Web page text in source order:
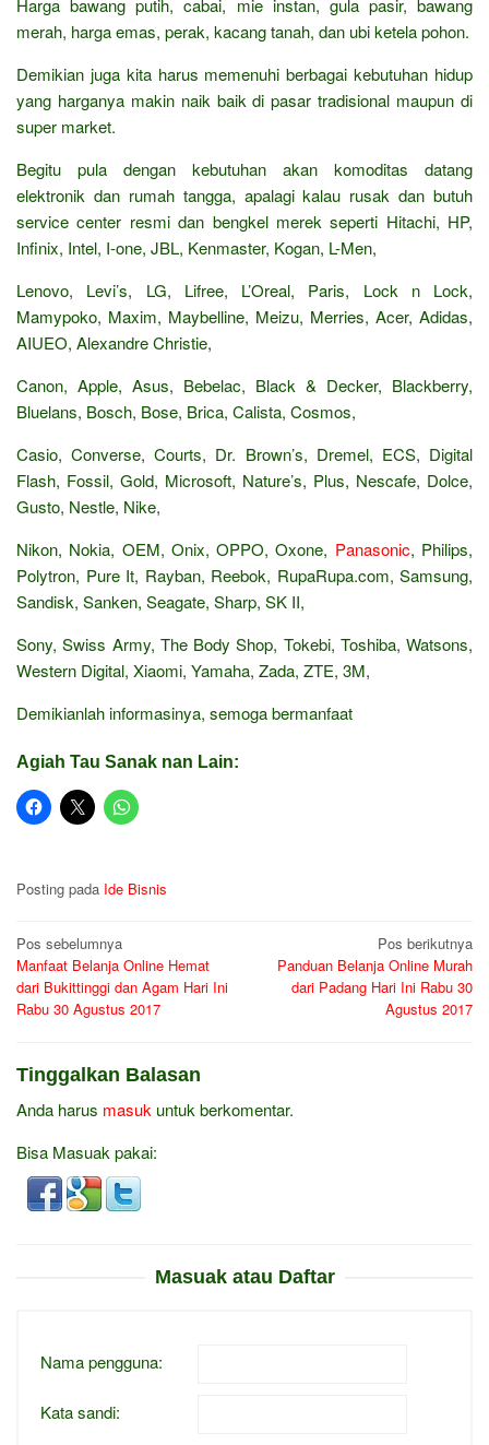
Harga bawang putih, cabai, mie instan, gula pasir, bawang
merah, harga emas, perak, kacang tanah, dan ubi ketela pohon.
Demikian juga kita harus memenuhi berbagai kebutuhan hidup
yang harganya makin naik baik di pasar tradisional maupun di
super market.
Begitu pula dengan kebutuhan akan komoditas datang
elektronik dan rumah tangga, apalagi kalau rusak dan butuh
service center resmi dan bengkel merek seperti Hitachi, HP,
Infinix, Intel, I-one, JBL, Kenmaster, Kogan, L-Men,
Lenovo, Levi’s, LG, Lifree, L’Oreal, Paris, Lock n Lock,
Mamypoko, Maxim, Maybelline, Meizu, Merries, Acer, Adidas,
AIUEO, Alexandre Christie,
Canon, Apple, Asus, Bebelac, Black & Decker, Blackberry,
Bluelans, Bosch, Bose, Brica, Calista, Cosmos,
Casio, Converse, Courts, Dr. Brown’s, Dremel, ECS, Digital
Flash, Fossil, Gold, Microsoft, Nature’s, Plus, Nescafe, Dolce,
Gusto, Nestle, Nike,
Nikon, Nokia, OEM, Onix, OPPO, Oxone, Panasonic, Philips,
Polytron, Pure It, Rayban, Reebok, RupaRupa.com, Samsung,
Sandisk, Sanken, Seagate, Sharp, SK II,
Sony, Swiss Army, The Body Shop, Tokebi, Toshiba, Watsons,
Western Digital, Xiaomi, Yamaha, Zada, ZTE, 3M,
Demikianlah informasinya, semoga bermanfaat
Agiah Tau Sanak nan Lain:
Posting pada Ide Bisnis
Navigasi
pos
Pos sebelumnya
Manfaat Belanja Online Hemat
dari Bukittinggi dan Agam Hari Ini
Rabu 30 Agustus 2017
Pos berikutnya
Panduan Belanja Online Murah
dari Padang Hari Ini Rabu 30
Agustus 2017
Tinggalkan Balasan
Anda harus masuk untuk berkomentar.
Bisa Masuak pakai:
Masuak atau Daftar
Nama pengguna:
Kata sandi: